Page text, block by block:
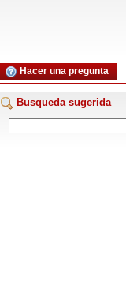
Hacer una pregunta
Busqueda sugerida